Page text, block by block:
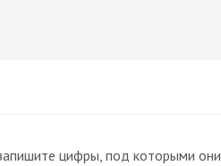
цифры, под которыми они